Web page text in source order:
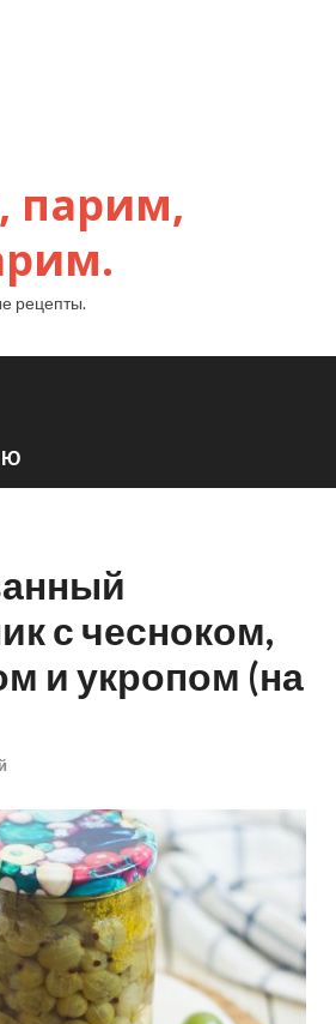
парим,
рецепты.
с чесноком,
и укропом (на